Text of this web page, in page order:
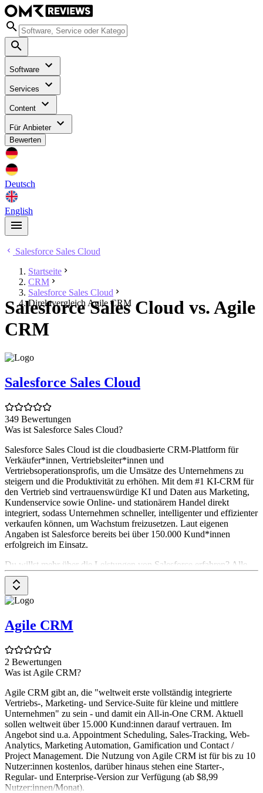
Software
Services
Content
Für Anbieter
Bewerten
Deutsch
English
Salesforce Sales Cloud
Startseite
CRM
Salesforce Sales Cloud
Direktvergleich Agile CRM
Salesforce Sales Cloud vs. Agile
CRM
Salesforce Sales Cloud
349 Bewertungen
Was ist Salesforce Sales Cloud?
Salesforce Sales Cloud ist die cloudbasierte CRM-Plattform für
Verkäufer*innen, Vertriebsleiter*innen und
Vertriebsoperationsprofis, um die Umsätze des Unternehmens zu
steigern und die Produktivität zu erhöhen. Mit dem #1 KI-CRM für
den Vertrieb sind vertrauenswürdige KI und Daten aus Marketing,
Kundenservice sowie Online- und stationärem Handel direkt
integriert, sodass Unternehmen schneller, intelligenter und effizienter
verkaufen können, um Wachstum freizusetzen. Laut eigenen
Angaben ist Salesforce bereits bei über 150.000 Kund*innen
erfolgreich im Einsatz.
Du willst mehr über die Leistungen von Salesforce erfahren? Alle
Tools und hilfreiche Artikel zu den Produkten findest du auf der
Company-Overview-Seite von Saleforce
Agile CRM
2 Bewertungen
Was ist Agile CRM?
Agile CRM gibt an, die "weltweit erste vollständig integrierte
Vertriebs-, Marketing- und Service-Suite für kleine und mittlere
Unternehmen" zu sein - und damit ein All-in-One CRM. Aktuell
sollen weltweit über 15.000 Kund:innen darauf vertrauen. Im
Angebot sind u.a. Appointment Scheduling, Sales-Tracking, Web-
Analytics, Marketing Automation, Gamification und Contact /
Project Management. Die Nutzung von Agile CRM ist für bis zu 10
Nutzer:innen kostenlos, darüber hinaus stehen eine Starter-,
Regular- und Enterprise-Version zur Verfügung (ab $8,99
Nutzer:innen/Monat).